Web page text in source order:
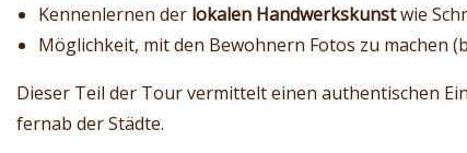
Kennenlernen der lokalen Handwerkskunstwie
Möglichkeit, mit den Bewohnern Fotos zu machen
Dieser Teil der Tour vermittelt einen authentischen
fernab der Städte.